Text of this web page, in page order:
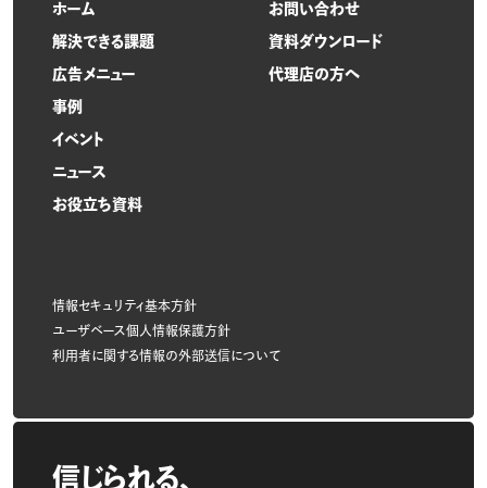
ホーム
解決できる課題
広告メニュー
事例
イベント
ニュース
お役立ち資料
お問い合わせ
資料ダウンロード
代理店の方へ
情報セキュリティ基本方針
ユーザベース個人情報保護方針
利用者に関する情報の外部送信について